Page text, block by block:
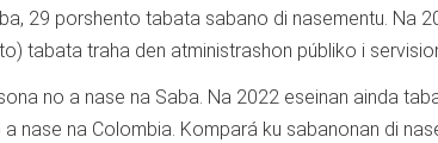
29 porshento tabata sabano di nasementu. Na
tabata traha den atministrashon públiko i
no a nase na Saba. Na 2022 eseinan ainda
nase na Colombia. Kompará ku sabanonan di